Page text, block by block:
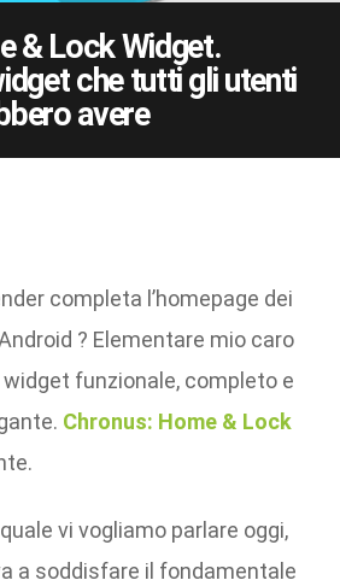
& Lock Widget.
che tutti gli utenti
avere
completa l’homepage dei
? Elementare mio caro
funzionale, completo e
Chronus: Home & Lock
vi vogliamo parlare oggi,
a soddisfare il fondamentale